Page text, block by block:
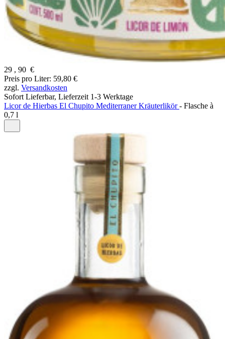
29 , 90 €
Preis pro Liter: 59,80 €
zzgl. Versandkosten
Sofort Lieferbar, Lieferzeit 1-3 Werktage
Licor de Hierbas El Chupito Mediterraner Kräuterlikör- Flasche à
0,7 l